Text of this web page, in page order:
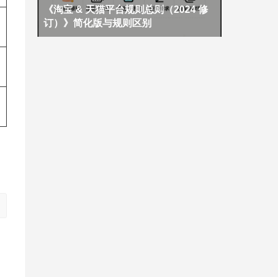
《淘宝 & 天猫平台规则总则（2024 修
订）》简化版与规则区别